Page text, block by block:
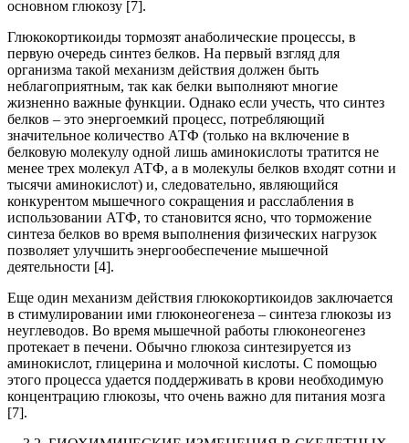
основном глюкозу [7].
Глюкокортикоиды тормозят анаболические процессы, в
первую очередь синтез белков. На первый взгляд для
организма такой меха­низм действия должен быть
неблагоприятным, так как белки выполня­ют многие
жизненно важные функции. Однако если учесть, что синтез
белков – это энергоемкий процесс, потребляющий
значительное коли­чество АТФ (только на включение в
белковую молекулу одной лишь аминокислоты тратится не
менее трех молекул АТФ, а в молекулы бел­ков входят сотни и
тысячи аминокислот) и, следовательно, являющий­ся
конкурентом мышечного сокращения и расслабления в
использова­нии АТФ, то становится ясно, что торможение
синтеза белков во время выполнения физических нагрузок
позволяет улучшить энергообеспече­ние мышечной
деятельности [4].
Еще один механизм действия глюкокортикоидов заключается
в сти­мулировании ими глюконеогенеза – синтеза глюкозы из
неуглеводов. Во время мышечной работы глюконеогенез
протекает в печени. Обычно глюкоза синтезируется из
аминокислот, глицерина и молочной кислоты. С помощью
этого процесса удается поддерживать в крови необходимую
концентрацию глюкозы, что очень важно для питания мозга
[7].